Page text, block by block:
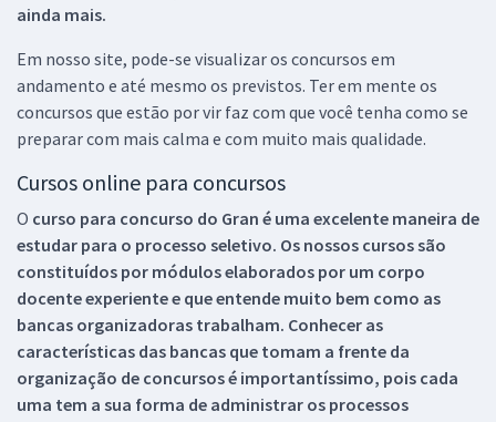
ainda mais.
Em nosso site, pode-se visualizar os concursos em
andamento e até mesmo os previstos. Ter em mente os
concursos que estão por vir faz com que você tenha como se
preparar com mais calma e com muito mais qualidade.
Cursos online para concursos
O curso para concurso do Gran é uma excelente maneira de
estudar para o processo seletivo. Os nossos cursos são
constituídos por módulos elaborados por um corpo
docente experiente e que entende muito bem como as
bancas organizadoras trabalham. Conhecer as
características das bancas que tomam a frente da
organização de concursos é importantíssimo, pois cada
uma tem a sua forma de administrar os processos